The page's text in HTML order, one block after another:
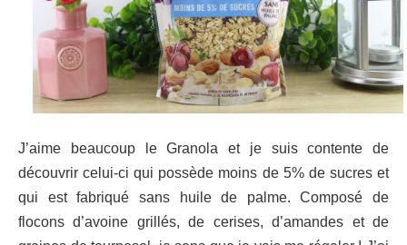
J’aime beaucoup le Granola et je suis contente de
découvrir celui-ci qui possède moins de 5% de sucres et
qui est fabriqué sans huile de palme. Composé de
flocons d’avoine grillés, de cerises, d’amandes et de